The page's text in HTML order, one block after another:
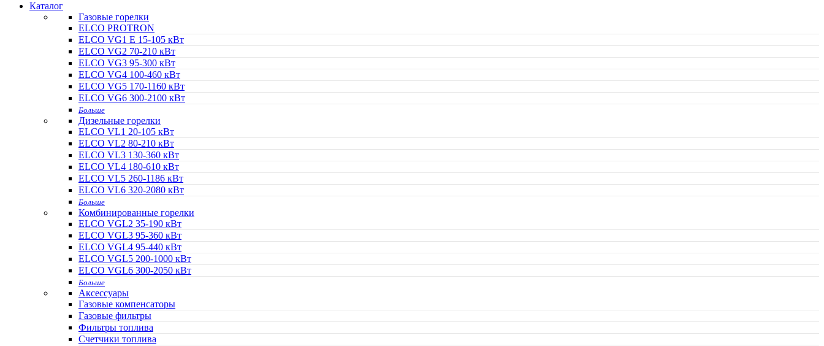
Каталог
Газовые горелки
ELCO PROTRON
ELCO VG1 E 15-105 кВт
ELCO VG2 70-210 кВт
ELCO VG3 95-300 кВт
ELCO VG4 100-460 кВт
ELCO VG5 170-1160 кВт
ELCO VG6 300-2100 кВт
Больше
Дизельные горелки
ELCO VL1 20-105 кВт
ELCO VL2 80-210 кВт
ELCO VL3 130-360 кВт
ELCO VL4 180-610 кВт
ELCO VL5 260-1186 кВт
ELCO VL6 320-2080 кВт
Больше
Комбинированные горелки
ELCO VGL2 35-190 кВт
ELCO VGL3 95-360 кВт
ELCO VGL4 95-440 кВт
ELCO VGL5 200-1000 кВт
ELCO VGL6 300-2050 кВт
Больше
Аксессуары
Газовые компенсаторы
Газовые фильтры
Фильтры топлива
Счетчики топлива